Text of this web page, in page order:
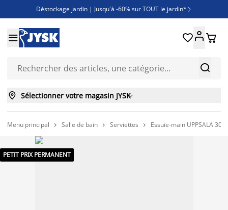
Déstockage jardin | Jusqu'à -60% sur TOUT le jardin* 
Jusqu'à -50% sur une sélection literie
Découvrez les nouveautés de la collection


 
 Sélectionner votre magasin JYSK
Menu principal  Salle de bain  Serviettes  Essuie-main UPPSALA
PETIT PRIX PERMANENT